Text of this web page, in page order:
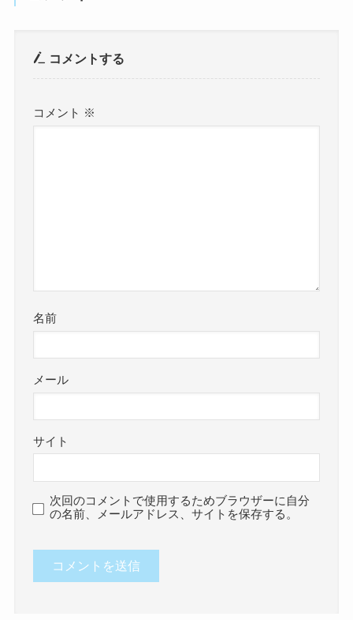
コメントする
コメント ※
名前
メール
サイト
次回のコメントで使用するためブラウザーに自分
の名前、メールアドレス、サイトを保存する。